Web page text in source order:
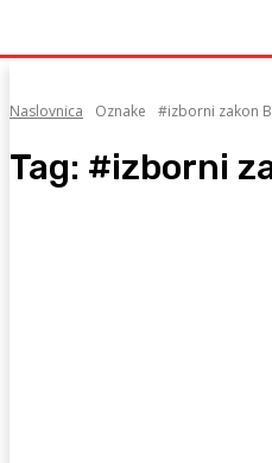
Naslovnica Oznake #izborni zakon
Tag: #izborni